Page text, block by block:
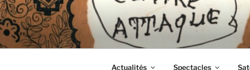
Aller
au
contenu
principal
CIE LES
Actualités Spectacles